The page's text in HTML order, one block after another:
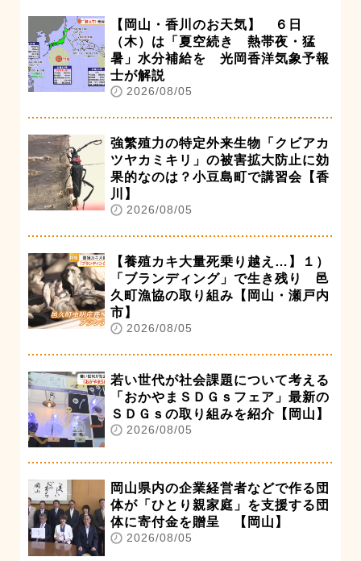
【岡山・香川のお天気】 ６日
（木）は「夏空続き 熱帯夜・猛
暑」水分補給を 光岡香洋気象予報
士が解説
2026/08/05
強繁殖力の特定外来生物「クビアカ
ツヤカミキリ」の被害拡大防止に効
果的なのは？小豆島町で講習会【香
川】
2026/08/05
【養殖カキ大量死乗り越え…】１）
「ブランディング」で生き残り 邑
久町漁協の取り組み【岡山・瀬戸内
市】
2026/08/05
若い世代が社会課題について考える
「おかやまＳＤＧｓフェア」最新の
ＳＤＧｓの取り組みを紹介【岡山】
2026/08/05
岡山県内の企業経営者などで作る団
体が「ひとり親家庭」を支援する団
体に寄付金を贈呈 【岡山】
2026/08/05